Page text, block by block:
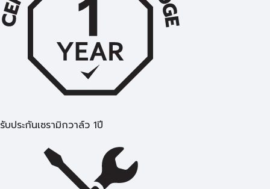
รับประกันเซรามิกวาล์ว 1ปี